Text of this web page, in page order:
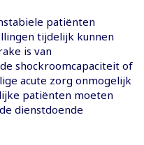
patiënten
tijdelijk kunnen
is van
shockroomcapaciteit of
acute zorg onmogelijk
patiënten moeten
dienstdoende